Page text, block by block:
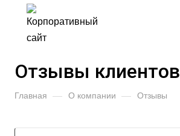
Отзывы клиентов
Главная — О компании — Отзывы